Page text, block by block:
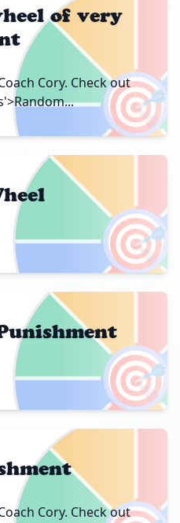
🎯
of very
Cory. Check out
🎯
🎯
Cory. Check out